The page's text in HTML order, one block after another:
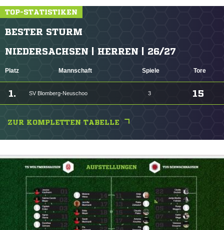
TOP-STATISTIKEN
BESTER STURM
NIEDERSACHSEN | HERREN | 26/27
Platz Mannschaft Spiele Tore
1. SV Blomberg-Neuschoo 3 15
ZUR KOMPLETTEN TABELLE